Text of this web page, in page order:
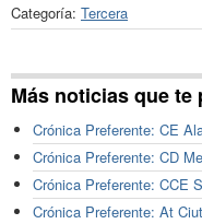
Categoría: Tercera
Más noticias que te
Crónica Preferente: CE
Crónica Preferente: CD
Crónica Preferente: CCE
Crónica Preferente: At